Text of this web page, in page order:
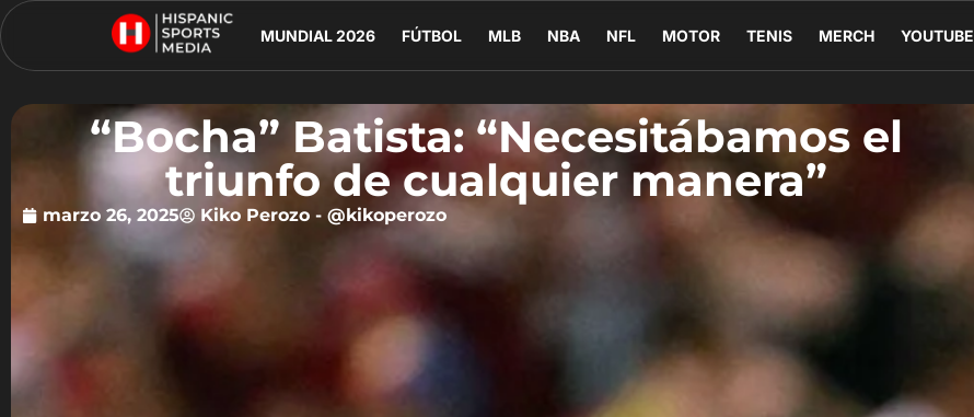
MUNDIAL 2026 FÚTBOL MLB NBA NFL MOTOR TENIS MERCH YOUTUBE
“Bocha” Batista: “Necesitábamos el
triunfo de cualquier manera”
marzo 26, 2025 Kiko Perozo - @kikoperozo